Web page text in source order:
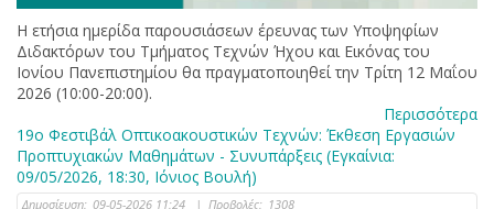
Η ετήσια ημερίδα παρουσιάσεων έρευνας των Υποψηφίων
Διδακτόρων του Τμήματος Τεχνών Ήχου και Εικόνας του
Ιονίου Πανεπιστημίου θα πραγματοποιηθεί την Τρίτη 12 Μαΐου
2026 (10:00-20:00).
Περισσότερα
19ο Φεστιβάλ Οπτικοακουστικών Τεχνών: Έκθεση Εργασιών
Προπτυχιακών Μαθημάτων - Συνυπάρξεις (Εγκαίνια:
09/05/2026, 18:30, Ιόνιος Βουλή)
Δημοσίευση: 09-05-2026 11:24 | Προβολές: 1308